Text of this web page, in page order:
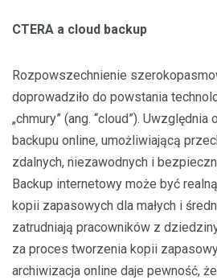
CTERA a cloud backup
Rozpowszechnienie
doprowadziło do powstania
„chmury” (ang. “cloud”). Uwzględnia
backupu online, umożliwiającą
zdalnych, niezawodnych i
Backup internetowy może być
kopii zapasowych dla małych i
zatrudniają pracowników z
za proces tworzenia kopii
archiwizacja online daje pewność,